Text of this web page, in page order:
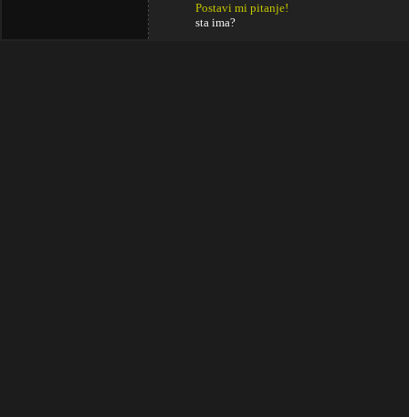
Postavi mi pitanje!
sta ima?